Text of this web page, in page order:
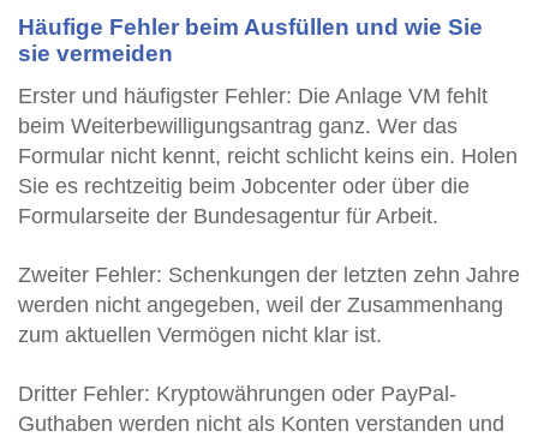
Häufige Fehler beim Ausfüllen und wie Sie
sie vermeiden
Erster und häufigster Fehler: Die Anlage VM fehlt
beim Weiterbewilligungsantrag ganz. Wer das
Formular nicht kennt, reicht schlicht keins ein. Holen
Sie es rechtzeitig beim Jobcenter oder über die
Formularseite der Bundesagentur für Arbeit.
Zweiter Fehler: Schenkungen der letzten zehn Jahre
werden nicht angegeben, weil der Zusammenhang
zum aktuellen Vermögen nicht klar ist.
Dritter Fehler: Kryptowährungen oder PayPal-
Guthaben werden nicht als Konten verstanden und